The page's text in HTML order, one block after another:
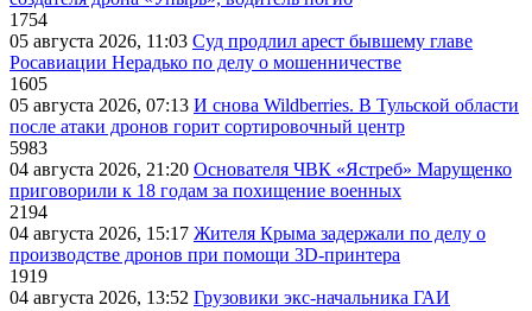
1754
05 августа 2026, 11:03 Суд продлил арест бывшему главе
Росавиации Нерадько по делу о мошенничестве
1605
05 августа 2026, 07:13 И снова Wildberries. В Тульской области
после атаки дронов горит сортировочный центр
5983
04 августа 2026, 21:20 Основателя ЧВК «Ястреб» Марущенко
приговорили к 18 годам за похищение военных
2194
04 августа 2026, 15:17 Жителя Крыма задержали по делу о
производстве дронов при помощи 3D‑принтера
1919
04 августа 2026, 13:52 Грузовики экс-начальника ГАИ